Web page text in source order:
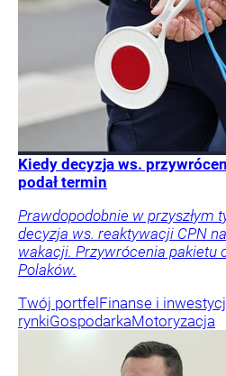
Kiedy decyzja ws.
podał termin
Prawdopodobnie w przyszłym
decyzja ws. reaktywacji CPN
wakacji. Przywrócenia pakietu
Polaków.
Twój portfel Finanse i
rynkiGospodarkaMotoryzacja